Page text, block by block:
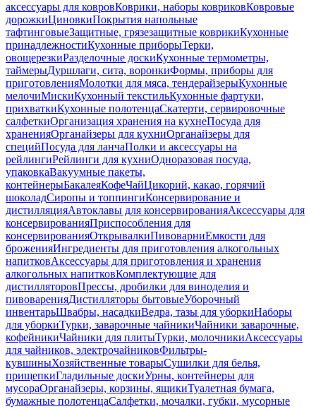
аксессуары для ковровКоврики, наборы ковриковКовровые
дорожкиЦиновкиПокрытия напольные
тафтинговыеЗащитные, грязезащитные коврикиКухонные
принадлежностиКухонные приборыТерки,
овощерезкиРазделочные доскиКухонные термометры,
таймерыДуршлаги, сита, воронкиФормы, приборы для
приготовленияМолотки для мяса, тендерайзерыКухонные
мелочиМискиКухонный текстильКухонные фартуки,
прихваткиКухонные полотенцаСкатерти, сервировочные
салфеткиОрганизация хранения на кухнеПосуда для
храненияОрганайзеры для кухниОрганайзеры для
специйПосуда для ланчаПолки и аксессуары на
рейлингиРейлинги для кухниОдноразовая посуда,
упаковкаВакуумные пакеты,
контейнерыБакалеяКофеЧайЦикорий, какао, горячий
шоколадСиропы и топпингиКонсервирование и
дистилляцияАвтоклавы для консервированияАксессуары для
консервированияПриспособления для
консервированияОткрывалкиПивоварниЕмкости для
броженияИнгредиенты для приготовления алкогольных
напитковАксессуары для приготовления и хранения
алкогольных напитковКомплектующие для
дистилляторовПрессы, дробилки для виноделия и
пивоваренияДистилляторы бытовыеУборочный
инвентарьШвабры, насадкиВедра, тазы для уборкиНаборы
для уборкиТурки, заварочные чайникиЧайники заварочные,
кофейникиЧайники для плитыТурки, молочникиАксессуары
для чайников, электрочайниковФильтры-
кувшиныХозяйственные товарыСушилки для белья,
прищепкиГладильные доскиУрны, контейнеры для
мусораОрганайзеры, корзины, ящикиТуалетная бумага,
бумажные полотенцаСалфетки, мочалки, губки, мусорные